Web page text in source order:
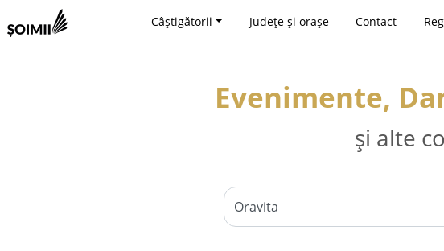
Câștigătorii Județe și orașe Contact
Evenimente,
și alte